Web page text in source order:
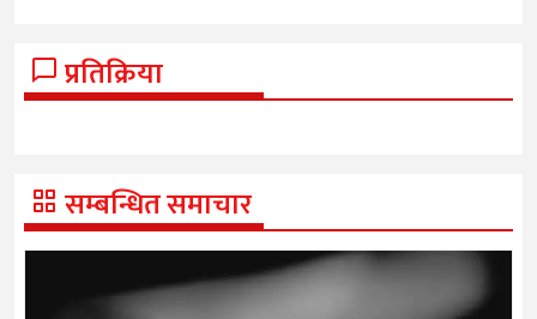
प्रतिक्रिया
सम्बन्धित समाचार